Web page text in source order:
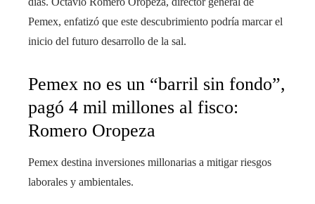
Pemex, enfatizó que este descubrimiento podría marcar el
inicio del futuro desarrollo de la sal.
Pemex no es un “barril sin fondo”,
pagó 4 mil millones al fisco:
Romero Oropeza
Pemex destina inversiones millonarias a mitigar riesgos
laborales y ambientales.